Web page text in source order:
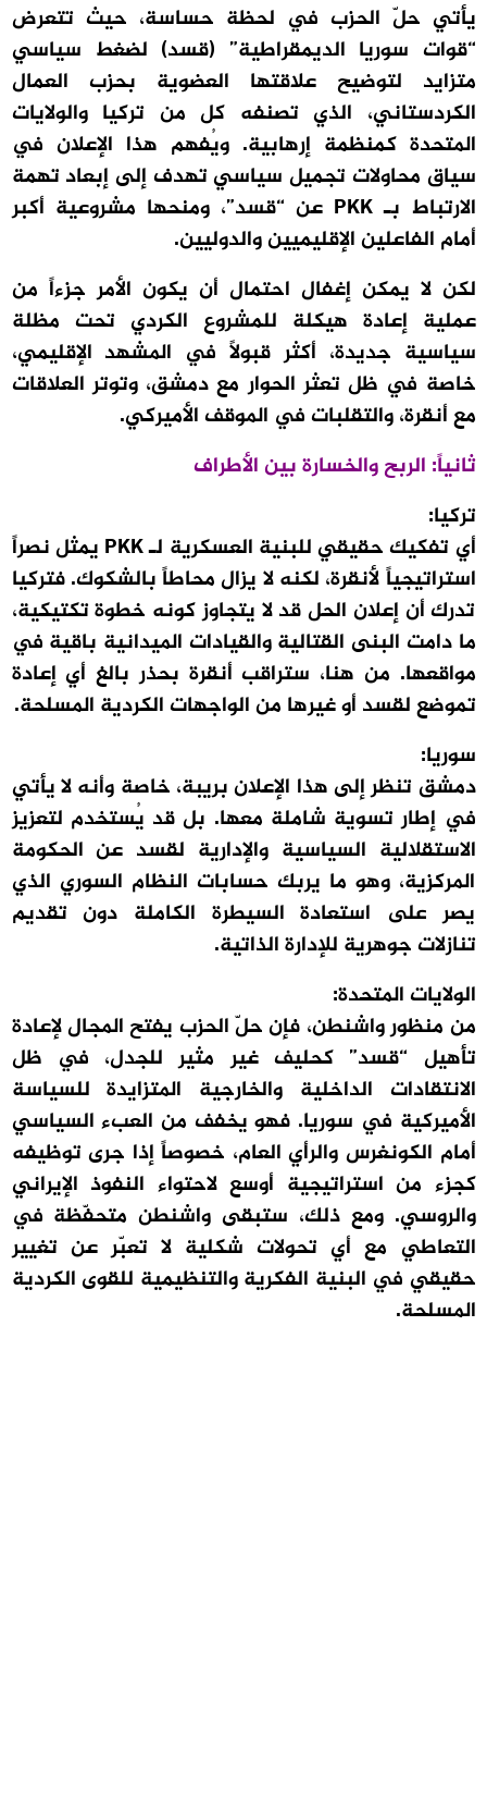
يأتي حلّ الحزب في لحظة حساسة، حيث تتعرض
“قوات سوريا الديمقراطية” (قسد) لضغط سياسي
متزايد لتوضيح علاقتها العضوية بحزب العمال
الكردستاني، الذي تصنفه كل من تركيا والولايات
المتحدة كمنظمة إرهابية. ويُفهم هذا الإعلان في
سياق محاولات تجميل سياسي تهدف إلى إبعاد تهمة
الارتباط بـ PKK عن “قسد”، ومنحها مشروعية أكبر
أمام الفاعلين الإقليميين والدوليين.
لكن لا يمكن إغفال احتمال أن يكون الأمر جزءاً من
عملية إعادة هيكلة للمشروع الكردي تحت مظلة
سياسية جديدة، أكثر قبولاً في المشهد الإقليمي،
خاصة في ظل تعثر الحوار مع دمشق، وتوتر العلاقات
مع أنقرة، والتقلبات في الموقف الأميركي.
ثانياً: الربح والخسارة بين الأطراف
تركيا:
أي تفكيك حقيقي للبنية العسكرية لـ PKK يمثل نصراً
استراتيجياً لأنقرة، لكنه لا يزال محاطاً بالشكوك. فتركيا
تدرك أن إعلان الحل قد لا يتجاوز كونه خطوة تكتيكية،
ما دامت البنى القتالية والقيادات الميدانية باقية في
مواقعها. من هنا، ستراقب أنقرة بحذر بالغ أي إعادة
تموضع لقسد أو غيرها من الواجهات الكردية المسلحة.
سوريا:
دمشق تنظر إلى هذا الإعلان بريبة، خاصة وأنه لا يأتي
في إطار تسوية شاملة معها. بل قد يُستخدم لتعزيز
الاستقلالية السياسية والإدارية لقسد عن الحكومة
المركزية، وهو ما يربك حسابات النظام السوري الذي
يصر على استعادة السيطرة الكاملة دون تقديم
تنازلات جوهرية للإدارة الذاتية.
الولايات المتحدة:
من منظور واشنطن، فإن حلّ الحزب يفتح المجال لإعادة
تأهيل “قسد” كحليف غير مثير للجدل، في ظل
الانتقادات الداخلية والخارجية المتزايدة للسياسة
الأميركية في سوريا. فهو يخفف من العبء السياسي
أمام الكونغرس والرأي العام، خصوصاً إذا جرى توظيفه
كجزء من استراتيجية أوسع لاحتواء النفوذ الإيراني
والروسي. ومع ذلك، ستبقى واشنطن متحفّظة في
التعاطي مع أي تحولات شكلية لا تعبّر عن تغيير
حقيقي في البنية الفكرية والتنظيمية للقوى الكردية
المسلحة.